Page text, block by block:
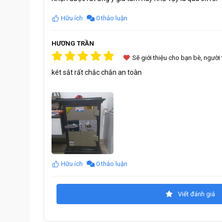
Hữu ích 0 thảo luận
HƯƠNG TRẦN
Sẽ giới thiệu cho bạn bè, người
két sắt rất chắc chắn an toàn
Hữu ích 0 thảo luận
Viết đánh giá